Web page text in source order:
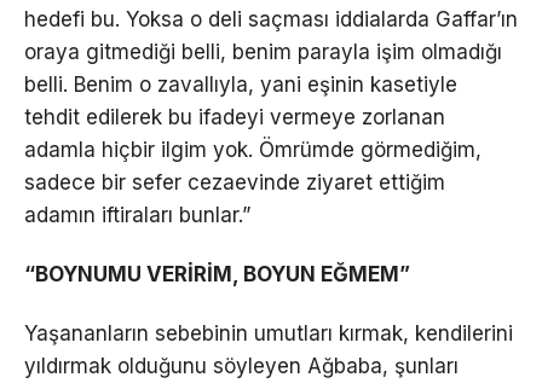
hedefi bu. Yoksa o deli saçması iddialarda Gaffar’ın
oraya gitmediği belli, benim parayla işim olmadığı
belli. Benim o zavallıyla, yani eşinin kasetiyle
tehdit edilerek bu ifadeyi vermeye zorlanan
adamla hiçbir ilgim yok. Ömrümde görmediğim,
sadece bir sefer cezaevinde ziyaret ettiğim
adamın iftiraları bunlar.”
“BOYNUMU VERİRİM, BOYUN EĞMEM”
Yaşananların sebebinin umutları kırmak, kendilerini
yıldırmak olduğunu söyleyen Ağbaba, şunları